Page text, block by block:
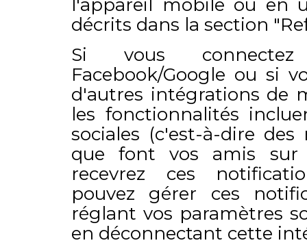
l'appareil mobile ou en
décrits dans la section
Si vous
Facebook/Google ou si
d'autres intégrations de
les fonctionnalités
sociales (c'est-à-dire
que font vos amis sur
recevrez ces
pouvez gérer ces
réglant vos paramètres
en déconnectant cette